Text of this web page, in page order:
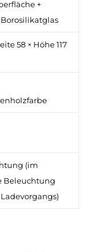
+
58 × Höhe 117
(im
Beleuchtung